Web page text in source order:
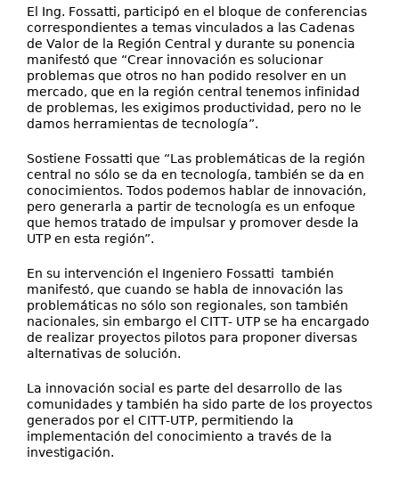
El Ing. Fossatti, participó en el bloque de conferencias
correspondientes a temas vinculados a las Cadenas
de Valor de la Región Central y durante su ponencia
manifestó que “Crear innovación es solucionar
problemas que otros no han podido resolver en un
mercado, que en la región central tenemos infinidad
de problemas, les exigimos productividad, pero no le
damos herramientas de tecnología”.
Sostiene Fossatti que “Las problemáticas de la región
central no sólo se da en tecnología, también se da en
conocimientos. Todos podemos hablar de innovación,
pero generarla a partir de tecnología es un enfoque
que hemos tratado de impulsar y promover desde la
UTP en esta región”.
En su intervención el Ingeniero Fossatti también
manifestó, que cuando se habla de innovación las
problemáticas no sólo son regionales, son también
nacionales, sin embargo el CITT- UTP se ha encargado
de realizar proyectos pilotos para proponer diversas
alternativas de solución.
La innovación social es parte del desarrollo de las
comunidades y también ha sido parte de los proyectos
generados por el CITT-UTP, permitiendo la
implementación del conocimiento a través de la
investigación.